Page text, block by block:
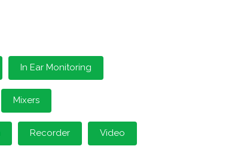
In Ear Monitoring
Mixers
Recorder Video